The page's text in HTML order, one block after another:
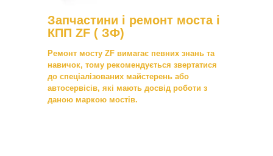
Запчастини і ремонт моста і
КПП ZF ( ЗФ)
Ремонт мосту ZF вимагає певних знань та
навичок, тому рекомендується звертатися
до спеціалізованих майстерень або
автосервісів, які мають досвід роботи з
даною маркою мостів.